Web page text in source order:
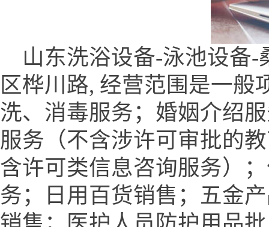
山东洗浴设备-泳池设备-
区桦川路, 经营范围是一般
洗、消毒服务；婚姻介绍
服务（不含涉许可审批的
含许可类信息咨询服务）
务；日用百货销售；五金